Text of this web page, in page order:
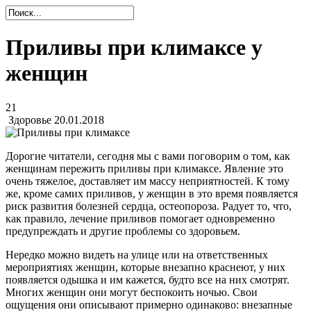
Приливы при климаксе у
женщин
21
Здоровье 20.01.2018
Дорогие читатели, сегодня мы с вами поговорим о том, как
женщинам пережить приливы при климаксе. Явление это
очень тяжелое, доставляет им массу неприятностей. К тому
же, кроме самих приливов, у женщин в это время появляется
риск развития болезней сердца, остеопороза. Радует то, что,
как правило, лечение приливов помогает одновременно
предупреждать и другие проблемы со здоровьем.
Нередко можно видеть на улице или на ответственных
мероприятиях женщин, которые внезапно краснеют, у них
появляется одышка и им кажется, будто все на них смотрят.
Многих женщин они могут беспокоить ночью. Свои
ощущения они описывают примерно одинаково: внезапные